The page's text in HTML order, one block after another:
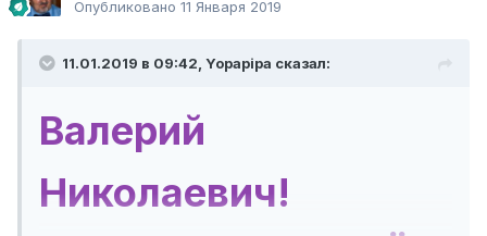
Опубликовано 11 Января 2019
11.01.2019 в 09:42, Yopapipa сказал:
Валерий
Николаевич!